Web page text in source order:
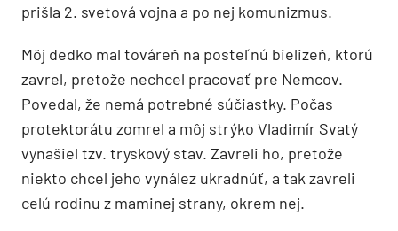
prišla 2. svetová vojna a po nej komunizmus.
Môj dedko mal továreň na posteľnú bielizeň, ktorú
zavrel, pretože nechcel pracovať pre Nemcov.
Povedal, že nemá potrebné súčiastky. Počas
protektorátu zomrel a môj strýko Vladimír Svatý
vynašiel tzv. tryskový stav. Zavreli ho, pretože
niekto chcel jeho vynález ukradnúť, a tak zavreli
celú rodinu z maminej strany, okrem nej.